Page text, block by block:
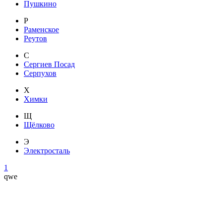
Пушкино
Р
Раменское
Реутов
С
Сергиев Посад
Серпухов
Х
Химки
Щ
Щёлково
Э
Электросталь
1
qwe